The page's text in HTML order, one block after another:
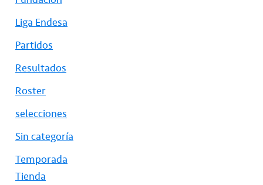
Liga Endesa
Partidos
Resultados
Roster
selecciones
Sin categoría
Temporada
Tienda